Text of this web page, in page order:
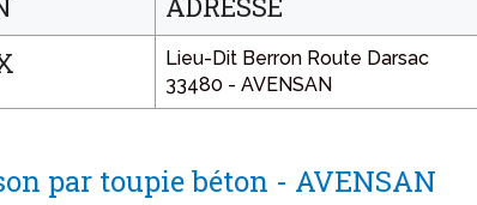
Lieu-Dit Berron Route Darsac
33480 - AVENSAN
par toupie béton - AVENSAN